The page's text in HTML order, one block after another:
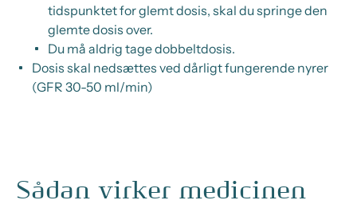
tidspunktet for glemt dosis, skal du springe den
glemte dosis over.
Du må aldrig tage dobbeltdosis.
Dosis skal nedsættes ved dårligt fungerende nyrer
(GFR 30-50 ml/min)
Sådan virker medicinen